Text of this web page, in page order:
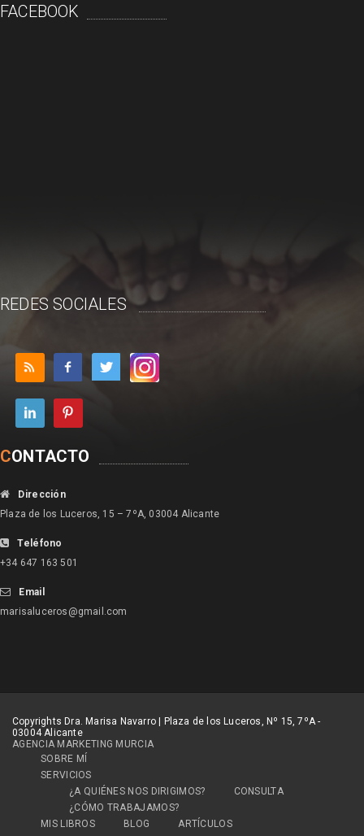
FACEBOOK
REDES SOCIALES
CONTACTO
Dirección
Plaza de los Luceros, 15 – 7ºA, 03004 Alicante
Teléfono
+34 647 163 501
Email
marisaluceros@gmail.com
Copyrights Dra. Marisa Navarro | Plaza de los Luceros, Nº 15, 7ºA -
03004 Alicante
AGENCIA MARKETING MURCIA
SOBRE MÍ
SERVICIOS
¿A QUIÉNES NOS DIRIGIMOS?
CONSULTA
¿CÓMO TRABAJAMOS?
MIS LIBROS
BLOG
ARTÍCULOS